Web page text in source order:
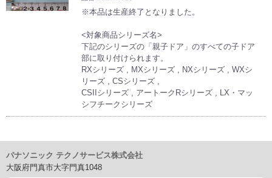
※本品は生産終了となりました。
<対象商品シリーズ名>
下記のシリーズの「親子ドア」のすべての子ドア
部に取り付けられます。
RXシリーズ , MXシリーズ , NXシリーズ , WXシ
リーズ , CSシリーズ ,
CSIIシリーズ , アートークRシリーズ , LX・マッ
シフチークシリーズ
パナソニック テクノサービス株式会社
大阪府門真市大字門真1048